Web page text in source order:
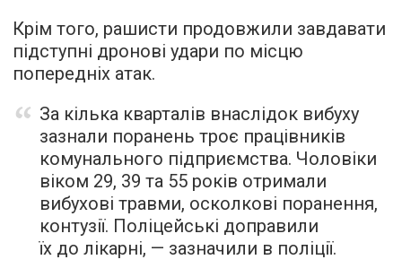
Крім того, рашисти продовжили завдавати
підступні дронові удари по місцю
попередніх атак.
За кілька кварталів внаслідок вибуху
зазнали поранень троє працівників
комунального підприємства. Чоловіки
віком 29, 39 та 55 років отримали
вибухові травми, осколкові поранення,
контузії. Поліцейські доправили
їх до лікарні, — зазначили в поліції.